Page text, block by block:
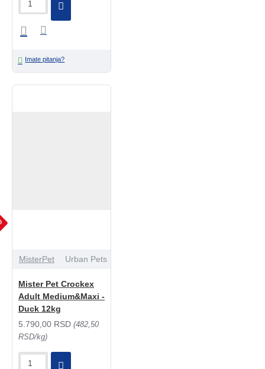
Imate pitanja?
MisterPet Urban Pets
Mister Pet Crockex
Adult Medium&Maxi -
Duck 12kg
5.790,00 RSD (482,50
RSD/kg)